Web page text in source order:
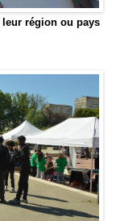
leur région ou pays